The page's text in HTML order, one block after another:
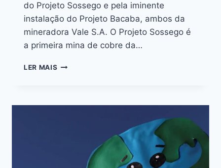
do Projeto Sossego e pela iminente
instalação do Projeto Bacaba, ambos da
mineradora Vale S.A. O Projeto Sossego é
a primeira mina de cobre da…
LER MAIS